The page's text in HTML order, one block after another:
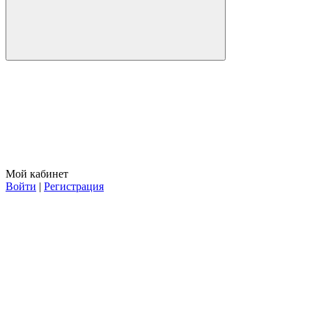
Мой кабинет
Войти | Регистрация